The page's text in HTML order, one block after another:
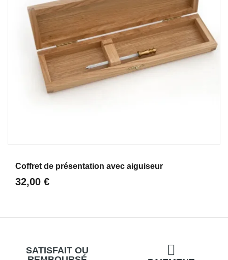
Coffret de présentation avec aiguiseur
32,00 €
SATISFAIT OU